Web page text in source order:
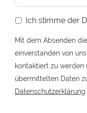
Ich stimme der
Mit dem Absenden
einverstanden von
kontaktiert zu
übermittelten Daten
Datenschutzerklärung.